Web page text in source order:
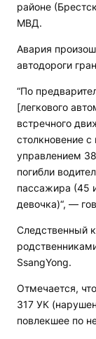
районе
МВД.
Авария
автодороги
“По
[легкового
встречного
столкновение
управлением
погибли
пассажира (45
девочка)“, —
Следственный
SsangYong.
Отмечается,
317 УК
повлекшее по